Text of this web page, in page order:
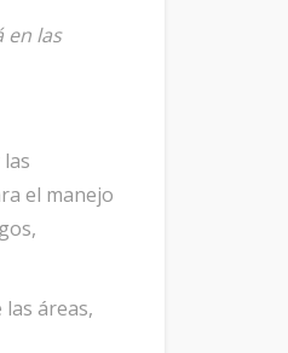
en las
el manejo
áreas,